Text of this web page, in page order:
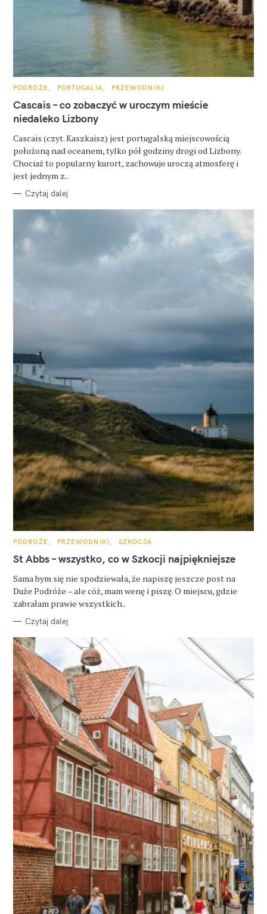
K
T
E
G
O
I
E
PODRÓŻE PORTUGALIA PRZEWODNIKI
Cascais – co zobaczyć w uroczym mieście
niedaleko Lizbony
Cascais (czyt. Kaszkaisz) jest portugalską miejscowością
położoną nad oceanem, tylko pół godziny drogi od Lizbony.
Chociaż to popularny kurort, zachowuje uroczą atmosferę i
jest jednym z..
Czytaj dalej
K
T
E
O
R
I
PODRÓŻE PRZEWODNIKI SZKOCJA
St Abbs – wszystko, co w Szkocji najpiękniejsze
Sama bym się nie spodziewała, że napiszę jeszcze post na
Duże Podróże – ale cóż, mam wenę i piszę. O miejscu, gdzie
zabrałam prawie wszystkich..
Czytaj dalej
z
u
k
a
j
: